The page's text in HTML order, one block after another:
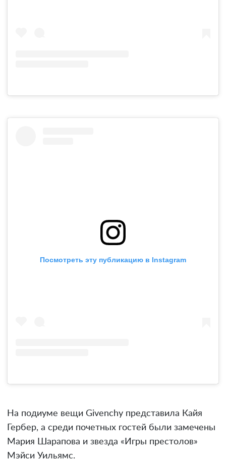
Посмотреть эту публикацию в Instagram
На подиуме вещи Givenchy представила Кайя
Гербер, а среди почетных гостей были замечены
Мария Шарапова и звезда «Игры престолов»
Мэйси Уильямс.